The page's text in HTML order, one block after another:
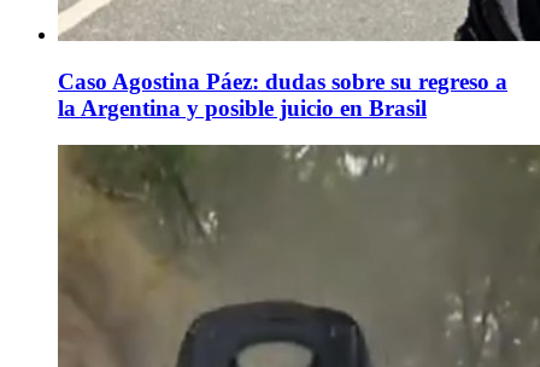
Caso Agostina Páez: dudas sobre su regreso a
la Argentina y posible juicio en Brasil